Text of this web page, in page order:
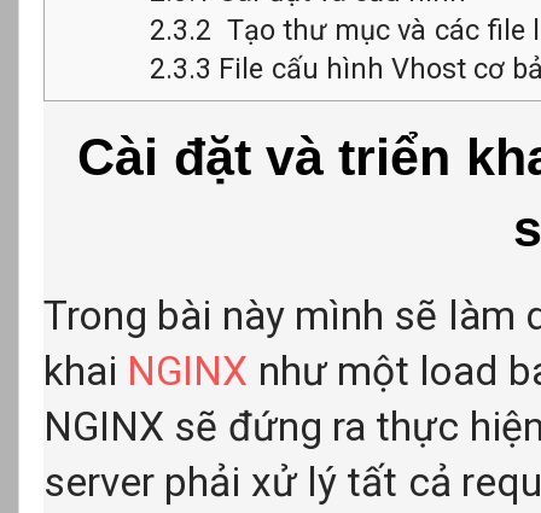
2.3.2 Tạo thư mục và các file
2.3.3 File cấu hình Vhost cơ
Cài đặt và triển
Trong bài này mình sẽ làm
khai NGINX như một load
NGINX sẽ đứng ra thực
server phải xử lý tất cả